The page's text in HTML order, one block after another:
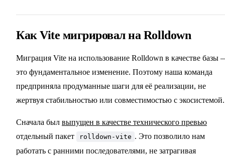
Как Vite мигрировал на Rolldown
Миграция Vite на использование Rolldown в качестве базы
это фундаментальное изменение. Поэтому наша команда
предприняла продуманные шаги для её реализации, не
жертвуя стабильностью или совместимостью с экосистемой.
Сначала был выпущен в качестве технического превью
отдельный пакет
rolldown-vite . Это позволило нам
работать с ранними последователями, не затрагивая